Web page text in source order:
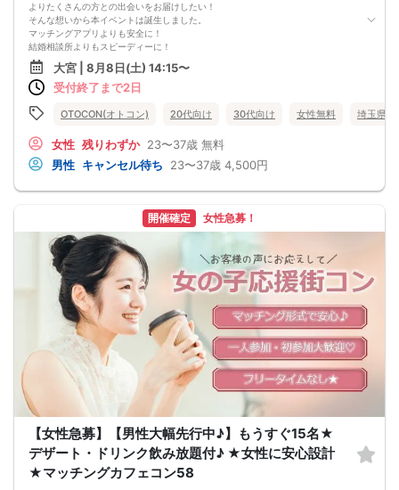
よりたくさんの方との出会いをお届けしたい！
そんな想いから本イベントは誕生しました。
マッチングアプリよりも安全に！
結婚相談所よりもスピーディーに！
さらに、今までのパーティーよりもリーズナブルに！
この機会にぜひ、ご参加くださいませ♪
-------------------------------------------------------
・受付
↓
・プロフィールカード記入
婚活に特化した、OTOCON（オトコン）オリジナルの内容です。
・婚活パーティー開始
・1対1の自己紹介タイム(約6～12分)
プロフィールカードを使用してお話ください。
気になる方にはアプローチカードを利用して連絡先を渡してみましょう！
※トークタイムは1回のみです。
・第一印象カード回収・返却
※お話しやすかった方のチェックはトークタイム中にお願い致します。
・リクエストカード記入
カップルを決める、最終投票カードです。
第一希望～第三希望までご記入頂けます。
・カップリング
カップルになられた方は、パーティー終了後
お二人でのお時間をお過ごしくださいませ。
※本イベントの最少催行人数は男女各3名です。
※参加人数や会場の都合により、やむを得ず開催中止と判断する場合がございま
す。
その際は開始時刻の3時間前後にご連絡致します。
-------------------------------------------------------
大宮 | 8月8日(土) 14:15〜
受付終了まで2日
OTOCON(オトコン) 20代向け 30代向け 女性無料 埼玉県
女性 残りわずか 23〜37歳 無料
男性 キャンセル待ち 23〜37歳 4,500円
開催確定 女性急募！
【女性急募】【男性大幅先行中♪】もうすぐ15名★
デザート・ドリンク飲み放題付♪ ★女性に安心設計
★マッチングカフェコン58